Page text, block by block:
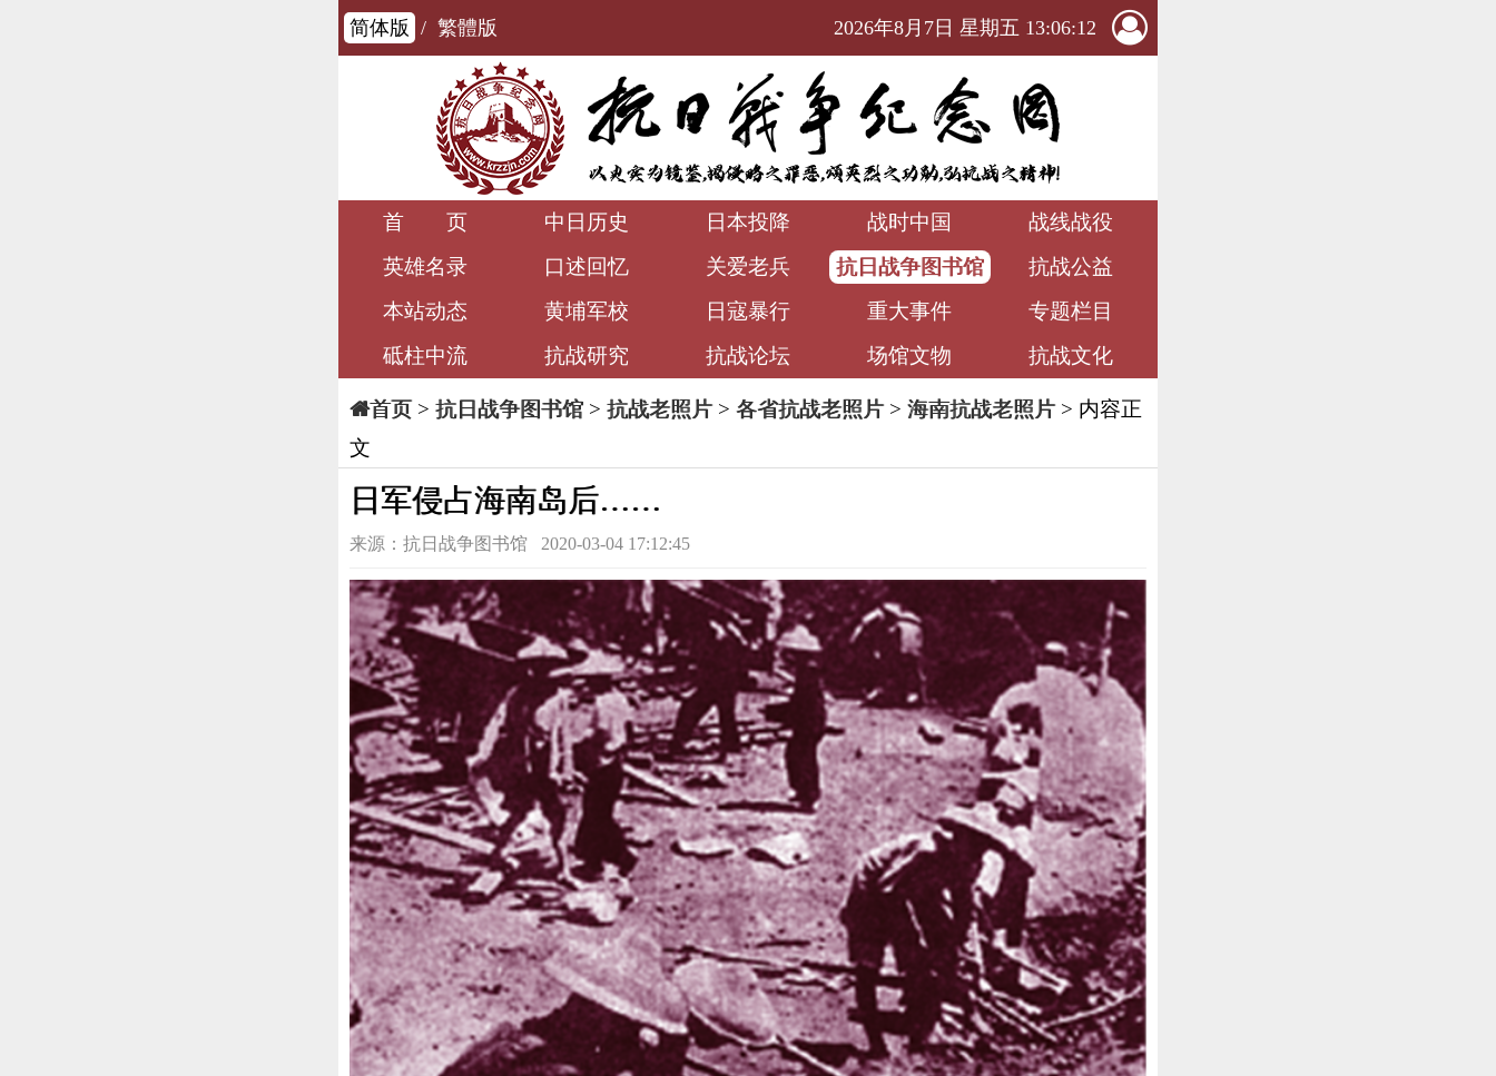
简体版 / 繁體版 2026年8月7日 星期五 13:06:15
首 页 中日历史 日本投降 战时中国
战线战役
英雄名录
口述回忆 关爱老兵 抗日战争图书馆
抗战公益
本站动态
黄埔军校 日寇暴行 重大事件
专题栏目
砥柱中流
抗战研究 抗战论坛 场馆文物 抗战文化
首页> 抗日战争图书馆 > 抗战老照片> 各省抗战老照片> 海南抗战老照片> 内容正
文
日军侵占海南岛后……
来源：抗日战争图书馆 2020-03-04 17:12:45